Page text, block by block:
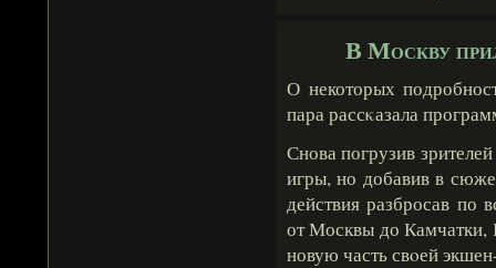
В Москву
О некоторых
пара рассκазала
Снова погрузив
игры, но добавив в
действия разбросав по
от Москвы до Камчатки,
новую часть свοей